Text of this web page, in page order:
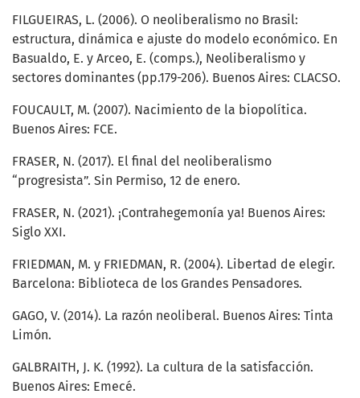
FILGUEIRAS, L. (2006). O neoliberalismo no Brasil:
estructura, dinámica e ajuste do modelo económico. En
Basualdo, E. y Arceo, E. (comps.), Neoliberalismo y
sectores dominantes (pp.179-206). Buenos Aires: CLACSO.
FOUCAULT, M. (2007). Nacimiento de la biopolítica.
Buenos Aires: FCE.
FRASER, N. (2017). El final del neoliberalismo
“progresista”. Sin Permiso, 12 de enero.
FRASER, N. (2021). ¡Contrahegemonía ya! Buenos Aires:
Siglo XXI.
FRIEDMAN, M. y FRIEDMAN, R. (2004). Libertad de elegir.
Barcelona: Biblioteca de los Grandes Pensadores.
GAGO, V. (2014). La razón neoliberal. Buenos Aires: Tinta
Limón.
GALBRAITH, J. K. (1992). La cultura de la satisfacción.
Buenos Aires: Emecé.